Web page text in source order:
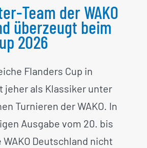
Team der WAKO
überzeugt beim
2026
Flanders Cup in
jeher als Klassiker unter
Turnieren der WAKO. In
Ausgabe vom 20. bis
WAKO Deutschland nicht